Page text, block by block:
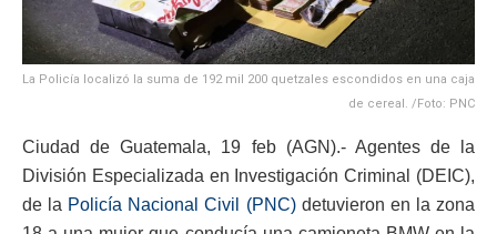
La Policía localizó la suma de 192 mil 200 quetzales escondidos en una caja
de cereal. /Foto: PNC
Ciudad de Guatemala, 19 feb (AGN).- Agentes de la
División Especializada en Investigación Criminal (DEIC),
de la Policía Nacional Civil (PNC)detuvieron en la zona